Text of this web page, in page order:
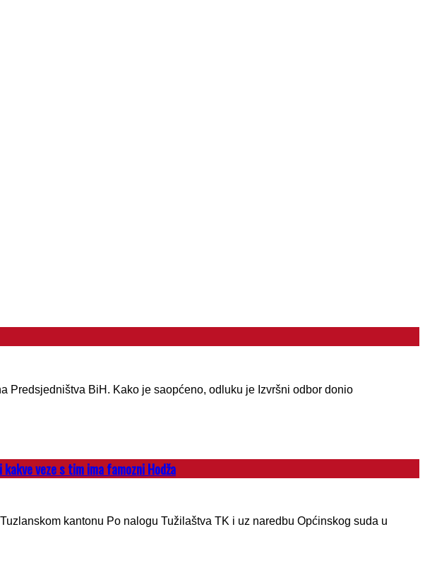
Predsjedništva BiH. Kako je saopćeno, odluku je Izvršni odbor donio
kakve veze s tim ima famozni Hodža
kantonu Po nalogu Tužilaštva TK i uz naredbu Općinskog suda u